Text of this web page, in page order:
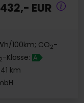
432,- EUR
100km; CO2-
2-Klasse: A
km